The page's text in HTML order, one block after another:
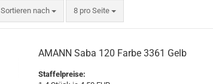
Sortieren nach 8 pro Seite
AMANN Saba 120 Farbe 3361 Gelb
Staffelpreise: